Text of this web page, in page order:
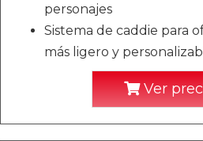
personajes
Sistema de caddie para
más ligero y
Ver